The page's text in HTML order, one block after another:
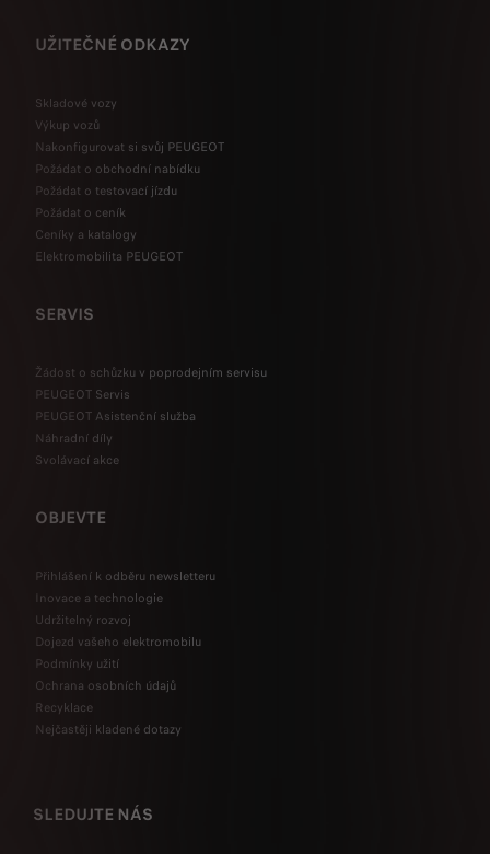
UŽITEČNÉ ODKAZY
Skladové vozy
Výkup vozů
Nakonfigurovat si svůj PEUGEOT
Požádat o obchodní nabídku
Požádat o testovací jízdu
Požádat o ceník
Ceníky a katalogy
Elektromobilita PEUGEOT
SERVIS
Žádost o schůzku v poprodejním servisu
PEUGEOT Servis
PEUGEOT Asistenční služba
Náhradní díly
Svolávací akce
OBJEVTE
Přihlášení k odběru newsletteru
Inovace a technologie
Udržitelný rozvoj
Dojezd vašeho elektromobilu
Podmínky užití
Ochrana osobních údajů
Recyklace
Nejčastěji kladené dotazy
SLEDUJTE NÁS